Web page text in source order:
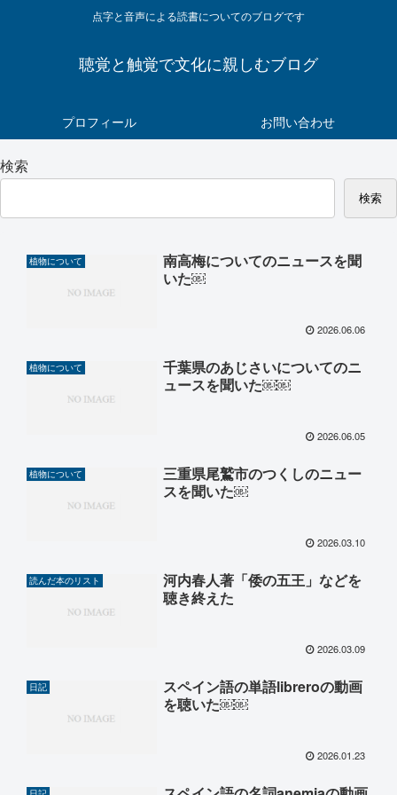
点字と音声による読書についてのブログです
聴覚と触覚で文化に親しむブログ
プロフィール お問い合わせ
検索
検索
植物について
南高梅についてのニュースを聞
いた￼
2026.06.06
植物について
千葉県のあじさいについてのニ
ュースを聞いた￼￼
2026.06.05
植物について
三重県尾鷲市のつくしのニュー
スを聞いた￼
2026.03.10
読んだ本のリスト
河内春人著「倭の五王」などを
聴き終えた
2026.03.09
日記
スペイン語の単語libreroの動画
を聴いた￼￼
2026.01.23